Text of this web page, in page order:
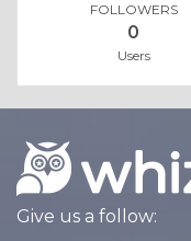
FOLLOWERS
0
Users
Give us a follow: